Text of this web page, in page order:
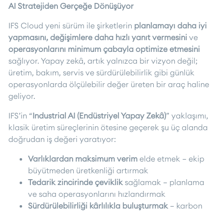
AI Stratejiden Gerçeğe Dönüşüyor
IFS Cloud yeni sürüm ile şirketlerin planlamayı daha iyi
yapmasını, değişimlere daha hızlı yanıt vermesini ve
operasyonlarını minimum çabayla optimize etmesini
sağlıyor. Yapay zekâ, artık yalnızca bir vizyon değil;
üretim, bakım, servis ve sürdürülebilirlik gibi günlük
operasyonlarda ölçülebilir değer üreten bir araç haline
geliyor.
IFS’in “Industrial AI (Endüstriyel Yapay Zekâ)” yaklaşımı,
klasik üretim süreçlerinin ötesine geçerek şu üç alanda
doğrudan iş değeri yaratıyor:
Varlıklardan maksimum verim elde etmek – ekip
büyütmeden üretkenliği artırmak
Tedarik zincirinde çeviklik sağlamak – planlama
ve saha operasyonlarını hızlandırmak
Sürdürülebilirliği kârlılıkla buluşturmak – karbon